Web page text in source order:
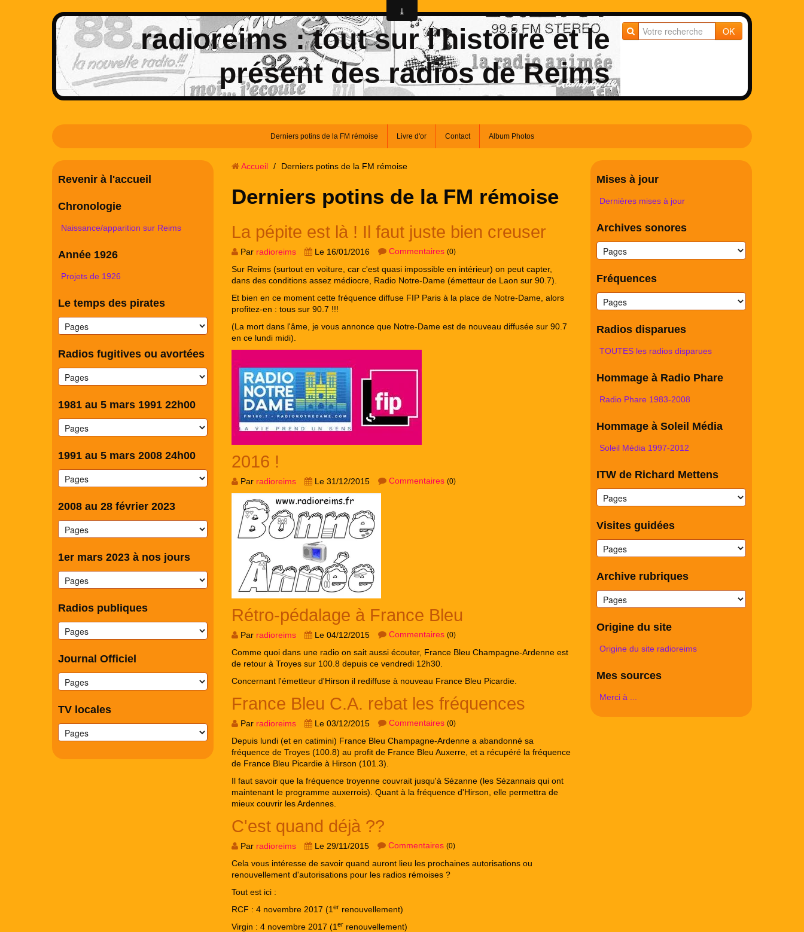
OK
radioreims : tout sur l'histoire et le
présent des radios de Reims
Derniers potins de la FM rémoise Livre d'or Contact Album Photos
Revenir à l'accueil
Chronologie
Naissance/apparition sur Reims
Année 1926
Projets de 1926
Le temps des pirates
Radios fugitives ou avortées
1981 au 5 mars 1991 22h00
1991 au 5 mars 2008 24h00
2008 au 28 février 2023
1er mars 2023 à nos jours
Radios publiques
Journal Officiel
TV locales
Accueil / Derniers potins de la FM rémoise
Derniers potins de la FM rémoise
La pépite est là ! Il faut juste bien creuser
Par radioreims Le 16/01/2016 Commentaires (0)
Sur Reims (surtout en voiture, car c'est quasi impossible en intérieur) on peut capter,
dans des conditions assez médiocre, Radio Notre-Dame (émetteur de Laon sur 90.7).
Et bien en ce moment cette fréquence diffuse FIP Paris à la place de Notre-Dame, alors
profitez-en : tous sur 90.7 !!!
(La mort dans l'âme, je vous annonce que Notre-Dame est de nouveau diffusée sur 90.7
en ce lundi midi).
2016 !
Par radioreims Le 31/12/2015 Commentaires (0)
Rétro-pédalage à France Bleu
Par radioreims Le 04/12/2015 Commentaires (0)
Comme quoi dans une radio on sait aussi écouter, France Bleu Champagne-Ardenne est
de retour à Troyes sur 100.8 depuis ce vendredi 12h30.
Concernant l'émetteur d'Hirson il rediffuse à nouveau France Bleu Picardie.
France Bleu C.A. rebat les fréquences
Par radioreims Le 03/12/2015 Commentaires (0)
Depuis lundi (et en catimini) France Bleu Champagne-Ardenne a abandonné sa
fréquence de Troyes (100.8) au profit de France Bleu Auxerre, et a récupéré la fréquence
de France Bleu Picardie à Hirson (101.3).
Il faut savoir que la fréquence troyenne couvrait jusqu'à Sézanne (les Sézannais qui ont
maintenant le programme auxerrois). Quant à la fréquence d'Hirson, elle permettra de
mieux couvrir les Ardennes.
C'est quand déjà ??
Par radioreims Le 29/11/2015 Commentaires (0)
Cela vous intéresse de savoir quand auront lieu les prochaines autorisations ou
renouvellement d'autorisations pour les radios rémoises ?
Tout est ici :
RCF : 4 novembre 2017 (1 er renouvellement)
Virgin : 4 novembre 2017 (1 er renouvellement)
Mises à jour
Dernières mises à jour
Archives sonores
Fréquences
Radios disparues
TOUTES les radios disparues
Hommage à Radio Phare
Radio Phare 1983-2008
Hommage à Soleil Média
Soleil Média 1997-2012
ITW de Richard Mettens
Visites guidées
Archive rubriques
Origine du site
Origine du site radioreims
Mes sources
Merci à ...